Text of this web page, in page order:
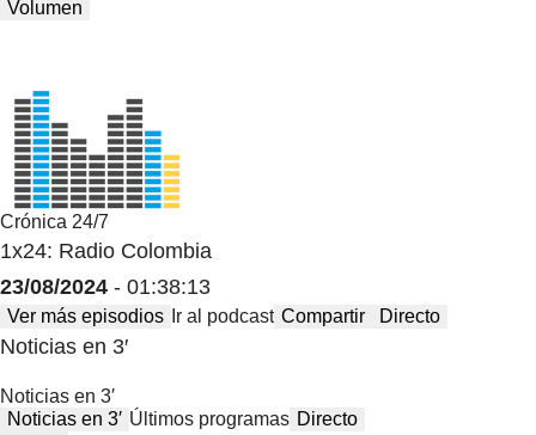
Volumen
Crónica 24/7
1x24: Radio Colombia
23/08/2024 - 01:38:13
Ver más episodios Ir al podcast Compartir Directo
Noticias en 3′
Noticias en 3′
Noticias en 3′ Últimos programas Directo